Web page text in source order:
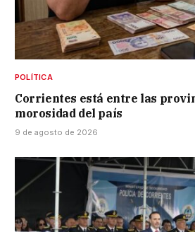
POLÍTICA
Corrientes está entre las
morosidad del país
9 de agosto de 2026